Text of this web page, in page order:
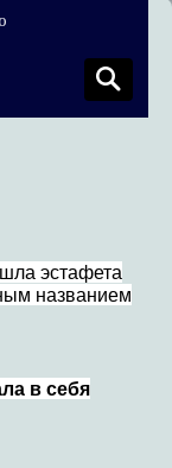
эстафета
названием
в себя